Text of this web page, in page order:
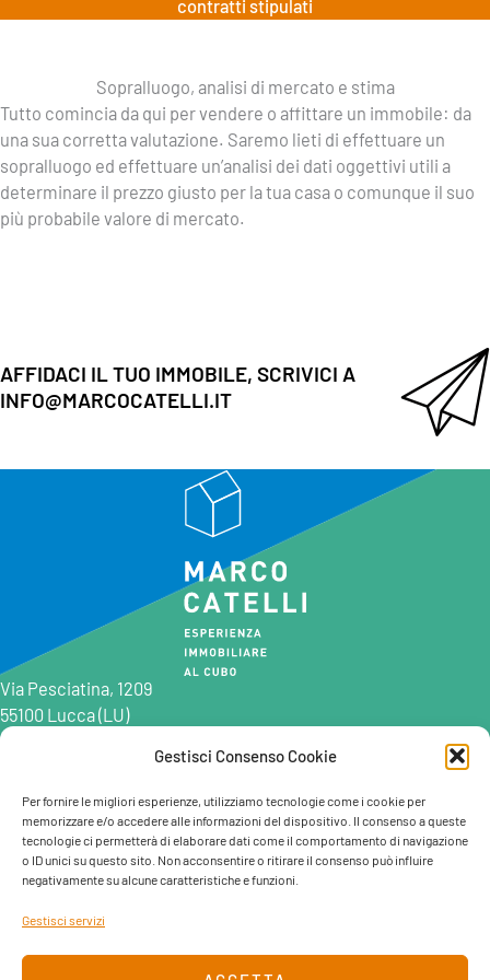
Gestisci Consenso Cookie
Per fornire le migliori esperienze, utilizziamo tecnologie come i cookie per
memorizzare e/o accedere alle informazioni del dispositivo. Il consenso a queste
tecnologie ci permetterà di elaborare dati come il comportamento di navigazione
o ID unici su questo sito. Non acconsentire o ritirare il consenso può influire
negativamente su alcune caratteristiche e funzioni.
Gestisci servizi
contratti stipulati
Sopralluogo, analisi di mercato e stima
Tutto comincia da qui per vendere o affittare un immobile: da
una sua corretta valutazione. Saremo lieti di effettuare un
sopralluogo ed effettuare un’analisi dei dati oggettivi utili a
determinare il prezzo giusto per la tua casa o comunque il suo
più probabile valore di mercato.
AFFIDACI IL TUO IMMOBILE, SCRIVICI A
INFO@MARCOCATELLI.IT
Via Pesciatina, 1209
55100 Lucca (LU)
0583 402198
info@marcocatelli.it
info@studioaffitti.it
info@studiovendite.it